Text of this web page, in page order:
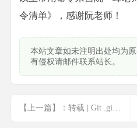
令清单》，感谢阮老师！
本站文章如未注明出处均为
有侵权请邮件联系站长。